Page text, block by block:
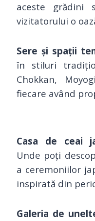
aceste grădini
vizitatorului o
Sere și spații
în stiluri
Chokkan,
fiecare având
Casa de ceai
Unde poți
a ceremoniilor
inspirată din
Galeria de